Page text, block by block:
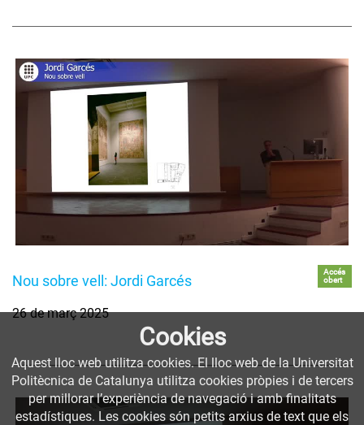
Nou sobre vell: Jordi Garcés
Accés
obert
26 de març 2025
Cookies
Aquest lloc web utilitza cookies. El lloc web de la Universitat
Politècnica de Catalunya utilitza cookies pròpies i de tercers
per millorar l’experiència de navegació i amb finalitats
estadístiques. Les cookies són petits arxius de text que els